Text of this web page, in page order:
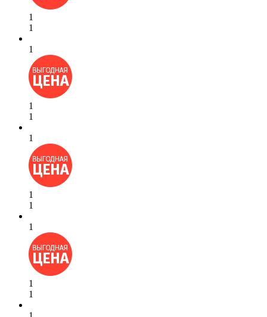
1
1
1
1
1
1
1
1
1
1
1